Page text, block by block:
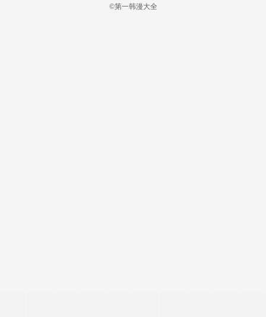
©第一韩漫大全